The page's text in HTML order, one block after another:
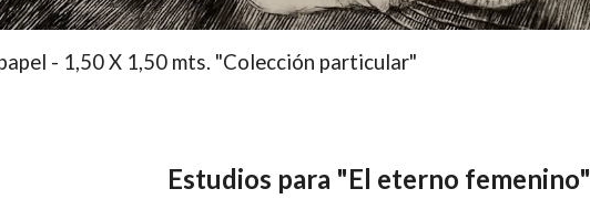
- 1,50 X 1,50 mts. "Colección particular"
Estudios para "El eterno femenino"